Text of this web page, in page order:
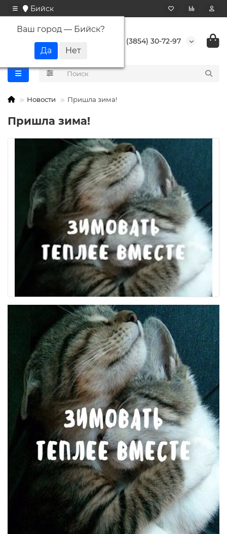
Бийск
Ваш город — Бийск?
+7 (3854) 30-72-97
Новости Пришла зима!
Пришла зима!